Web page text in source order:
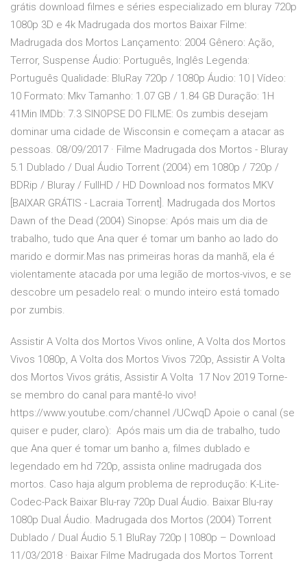
grátis download filmes e séries especializado em bluray 720p
1080p 3D e 4k Madrugada dos mortos Baixar Filme:
Madrugada dos Mortos Lançamento: 2004 Gênero: Ação,
Terror, Suspense Áudio: Português, Inglês Legenda:
Português Qualidade: BluRay 720p / 1080p Áudio: 10 | Vídeo:
10 Formato: Mkv Tamanho: 1.07 GB / 1.84 GB Duração: 1H
41Min IMDb: 7.3 SINOPSE DO FILME: Os zumbis desejam
dominar uma cidade de Wisconsin e começam a atacar as
pessoas. 08/09/2017 · Filme Madrugada dos Mortos - Bluray
5.1 Dublado / Dual Áudio Torrent (2004) em 1080p / 720p /
BDRip / Bluray / FullHD / HD Download nos formatos MKV
[BAIXAR GRÁTIS - Lacraia Torrent]. Madrugada dos Mortos
Dawn of the Dead (2004) Sinopse: Após mais um dia de
trabalho, tudo que Ana quer é tomar um banho ao lado do
marido e dormir.Mas nas primeiras horas da manhã, ela é
violentamente atacada por uma legião de mortos-vivos, e se
descobre um pesadelo real: o mundo inteiro está tomado
por zumbis.
Assistir A Volta dos Mortos Vivos online, A Volta dos Mortos
Vivos 1080p, A Volta dos Mortos Vivos 720p, Assistir A Volta
dos Mortos Vivos grátis, Assistir A Volta 17 Nov 2019 Torne-
se membro do canal para mantê-lo vivo!
https://www.youtube.com/channel /UCwqD Apoie o canal (se
quiser e puder, claro): Após mais um dia de trabalho, tudo
que Ana quer é tomar um banho a, filmes dublado e
legendado em hd 720p, assista online madrugada dos
mortos. Caso haja algum problema de reprodução: K-Lite-
Codec-Pack Baixar Blu-ray 720p Dual Áudio. Baixar Blu-ray
1080p Dual Áudio. Madrugada dos Mortos (2004) Torrent
Dublado / Dual Áudio 5.1 BluRay 720p | 1080p – Download
11/03/2018 · Baixar Filme Madrugada dos Mortos Torrent